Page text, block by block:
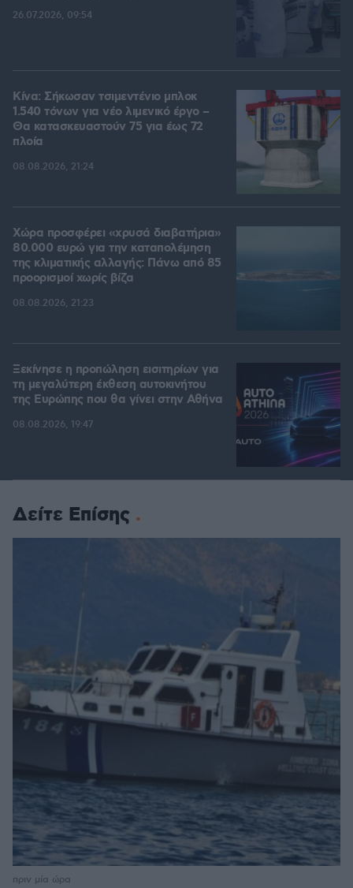
26.07.2026, 09:54
Κίνα: Σήκωσαν τσιμεντένιο μπλοκ
1.540 τόνων για νέο λιμενικό έργο –
Θα κατασκευαστούν 75 για έως 72
πλοία
08.08.2026, 21:24
Χώρα προσφέρει «χρυσά διαβατήρια»
80.000 ευρώ για την καταπολέμηση
της κλιματικής αλλαγής: Πάνω από 85
προορισμοί χωρίς βίζα
08.08.2026, 21:23
Ξεκίνησε η προπώληση εισιτηρίων για
τη μεγαλύτερη έκθεση αυτοκινήτου
της Ευρώπης που θα γίνει στην Αθήνα
08.08.2026, 19:47
Δείτε Επίσης
πριν μία ώρα